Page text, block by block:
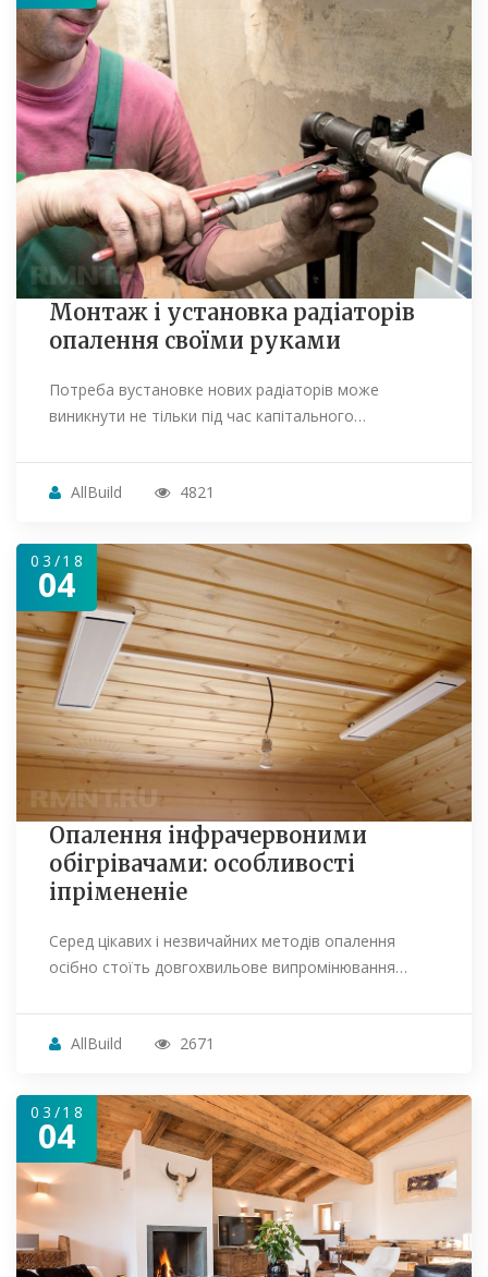
Монтаж і установка радіаторів
опалення своїми руками
Потреба вустановке нових радіаторів може
виникнути не тільки під час капітального…
AllBuild 4821
03/18
04
Опалення інфрачервоними
обігрівачами: особливості
іпрімененіе
Серед цікавих і незвичайних методів опалення
осібно стоїть довгохвильове випромінювання…
AllBuild 2671
03/18
04